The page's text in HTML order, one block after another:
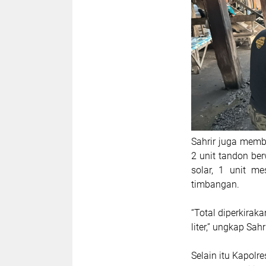
Sahrir juga
2 unit tandon
solar, 1 unit
timbangan.
“Total
liter,” ungkap
Selain itu